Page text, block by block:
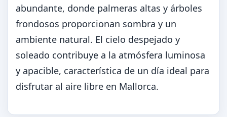
abundante, donde palmeras altas y árboles
frondosos proporcionan sombra y un
ambiente natural. El cielo despejado y
soleado contribuye a la atmósfera luminosa
y apacible, característica de un día ideal para
disfrutar al aire libre en Mallorca.